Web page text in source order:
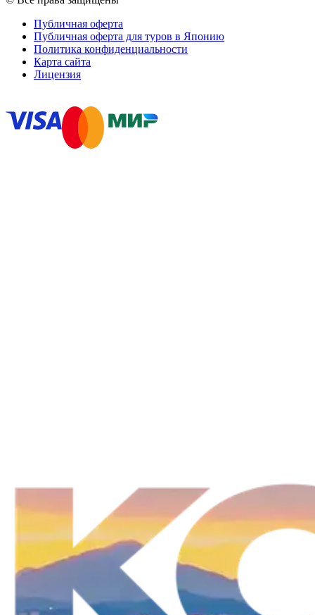
Публичная оферта
Публичная оферта для туров в Японию
Политика конфиденциальности
Карта сайта
Лицензия